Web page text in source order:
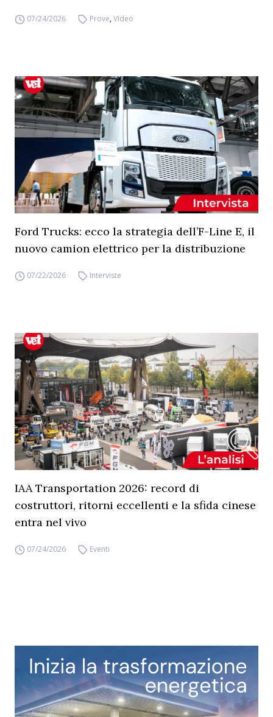
07/24/2026 Prove,Video
Ford Trucks: ecco la strategia dell’F-Line E, il
nuovo camion elettrico per la distribuzione
07/22/2026 Interviste
IAA Transportation 2026: record di
costruttori, ritorni eccellenti e la sfida cinese
entra nel vivo
07/24/2026 Eventi